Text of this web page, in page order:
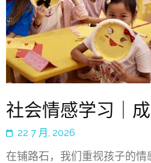
社会情感学习｜
22 7 月, 2026
在铺路石，我们重视孩子的情